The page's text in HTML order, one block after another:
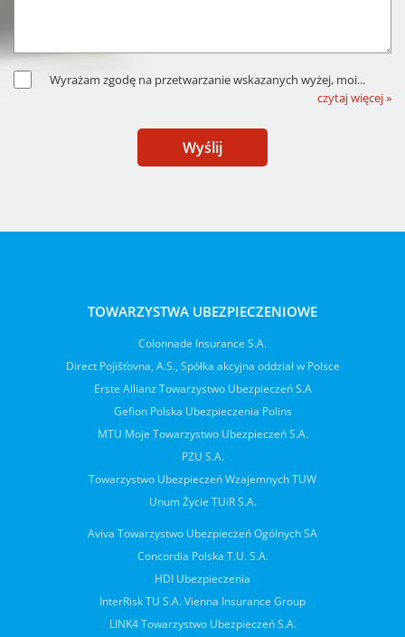
Wyrażam zgodę na przetwarzanie wskazanych wyżej, moi...
czytaj więcej »
Wyślij
TOWARZYSTWA UBEZPIECZENIOWE
Colonnade Insurance S.A.
Direct Pojišťovna, A.S., Spółka akcyjna oddział w Polsce
Erste Allianz Towarzystwo Ubezpieczeń S.A
Gefion Polska Ubezpieczenia Polins
MTU Moje Towarzystwo Ubezpieczeń S.A.
PZU S.A.
Towarzystwo Ubezpieczeń Wzajemnych TUW
Unum Życie TUiR S.A.
Aviva Towarzystwo Ubezpieczeń Ogólnych SA
Concordia Polska T.U. S.A.
HDI Ubezpieczenia
InterRisk TU S.A. Vienna Insurance Group
LINK4 Towarzystwo Ubezpieczeń S.A.